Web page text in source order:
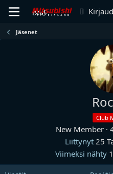
Kirjaudu
Jäsenet
Club
New Member ·
Liittynyt 25
Viimeksi nähty